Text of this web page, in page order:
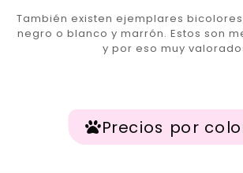
También existen ejemplares
negro o blanco y marrón. Estos son
y por eso muy
Precios por